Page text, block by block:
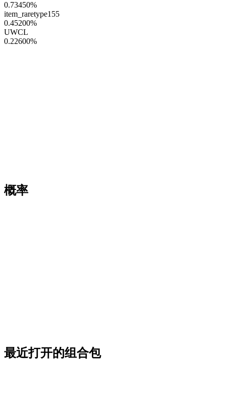
0.73450%
item_raretype155
0.45200%
UWCL
0.22600%
概率
最近打开的组合包